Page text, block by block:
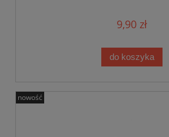
9,90 zł
do koszyka
nowość